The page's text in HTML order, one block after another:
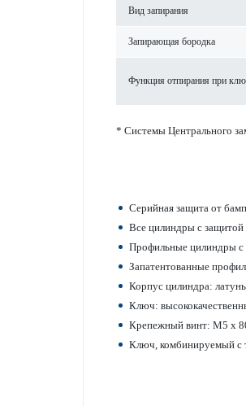
Вид запирания
Запи­рающая бор­одка
Функция отпирания при
* Системы Центрального
Серийная защита от
Все цилиндры с защитой
Профильные цилиндры
Запатентованные
Корпус цилиндра: латунь
Ключ:
Крепежный винт: M5 x
Ключ, комбинируемый с